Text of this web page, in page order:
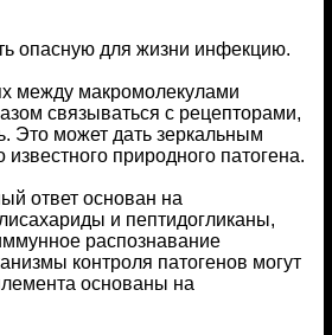
опасную для жизни инфекцию.
между макромолекулами
связываться с рецепторами,
Это может дать зеркальным
природного патогена.
ответ основан на
и пептидогликаны,
распознавание
контроля патогенов могут
основаны на